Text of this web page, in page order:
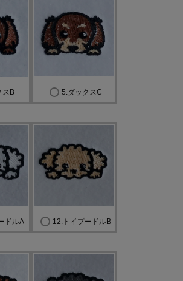
スB 5.ダックスC
ドルA 12.トイプードルB